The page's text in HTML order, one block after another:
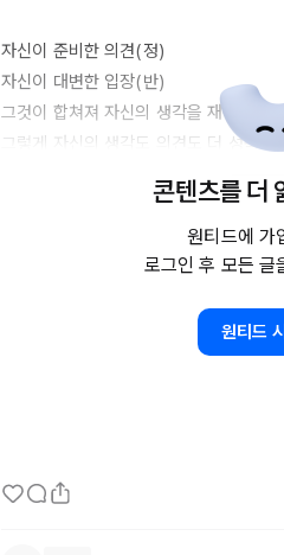
자신이 준비한 의견(정)
자신이 대변한 입장(반)
그것이 합쳐져 자신의 생각을 재정립합
그렇게 자신의 생각도 의견도 더 성숙해
우리가 무언가를 생각할 때 역지사지가
언제나 논할게 있다면 자신의 입장, 타
그 끝에 합이 존재합니다.
콘텐츠를 더
원티드에 가
로그인 후 모든 글
원티드